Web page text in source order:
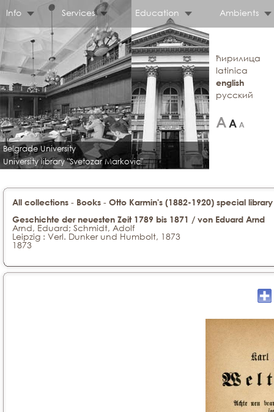
Info Services Education Ambients
Belgrade University
University library "Svetozar Markovic"
ћирилица
latinica
english
русский
All collections - Books - Otto Karmin's (1882-1920) special
Geschichte der neuesten Zeit 1789 bis 1871 / von Eduard Arnd
Arnd, Eduard; Schmidt, Adolf
Leipzig : Verl. Dunker und Humbolt, 1873
1873